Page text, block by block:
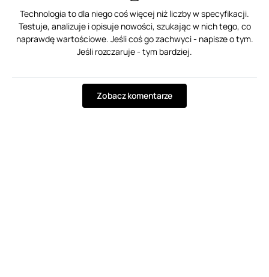
Technologia to dla niego coś więcej niż liczby w specyfikacji.
Testuje, analizuje i opisuje nowości, szukając w nich tego, co
naprawdę wartościowe. Jeśli coś go zachwyci - napisze o tym.
Jeśli rozczaruje - tym bardziej.
Zobacz komentarze